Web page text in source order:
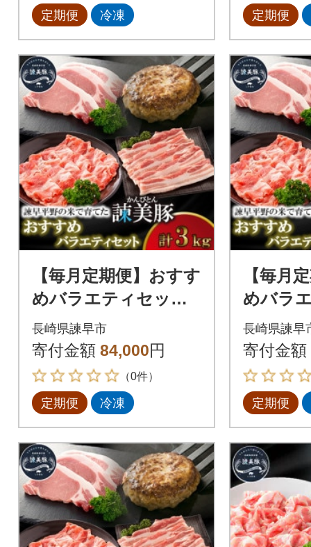
定期便 冷凍 定期便
【毎月定期便】おすす
めバラエティセット
3kg 諫早平野の米で
育てた諫美豚(かんび
とん)全3回
長崎県諫早市
寄付金額 84,000円
（0件）
定期便 冷凍
【毎月
めバラ
3kg 諫
育てた
とん)全
長崎県諫早
寄付金額
定期便